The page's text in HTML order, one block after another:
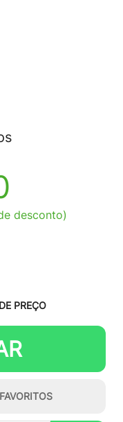
desconto)
PREÇO
FAVORITOS